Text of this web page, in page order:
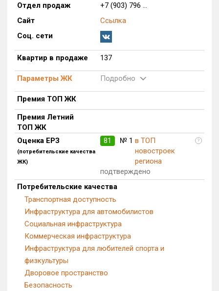
Многоквартирных домов
Блокированных домов
Домов с апартаментами
Многоквартирных домов
Блокированных домов
Квартир, апартаментов,
блоков в БД
Отдел продаж
+7 (903) 796 ...
Сайт
Ссылка
Соц. сети
Квартир в продаже 137
Параметры ЖК Подробно
Премия ТОП ЖК
Премия Летний
ТОП ЖК
Оценка ЕРЗ
(потребительские качества
ЖК)
81 № 1 в ТОП
новостроек
региона
?
подтверждено
Потребительские качества
Транспортная доступность
Инфраструктура для автомобилистов
Социальная инфраструктура
Коммерческая инфраструктура
Инфраструктура для любителей спорта и
физкультуры
Дворовое пространство
Безопасность